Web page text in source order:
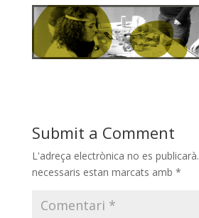
Submit a Comment
L'adreça electrònica no es publicarà.
necessaris estan marcats amb *